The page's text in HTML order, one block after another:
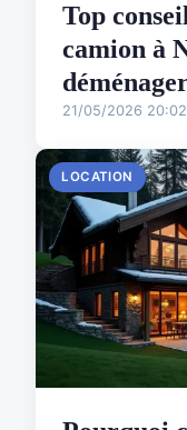
Top
camion à
21/05/2026 20:02
LOCATION